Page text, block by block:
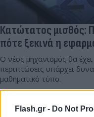
Flash.gr - Do Not
Κατώτατος μισθός:
πότε ξεκινά η
Ο νέος μηχανισμός θα
περιπτώσεις υπάρχει
μαθηματικό τύπο.